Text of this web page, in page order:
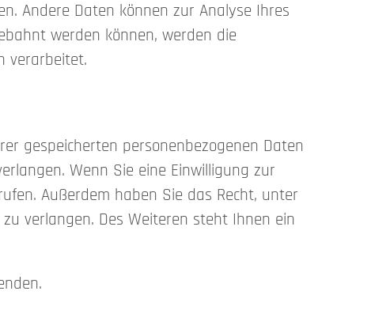
Andere Daten können zur Analyse Ihres
werden können, werden die
verarbeitet.
gespeicherten personenbezogenen Daten
Wenn Sie eine Einwilligung zur
Außerdem haben Sie das Recht, unter
verlangen. Des Weiteren steht Ihnen ein